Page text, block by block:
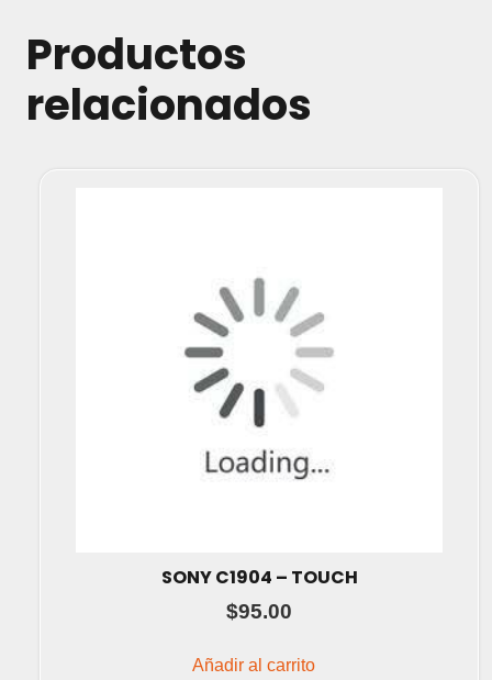
Productos
relacionados
SONY C1904 – TOUCH
$95.00
Añadir al carrito